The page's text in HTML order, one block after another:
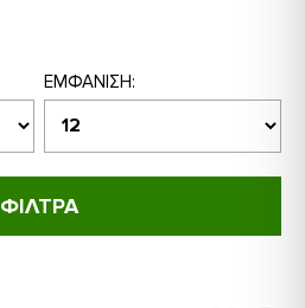
ΦΙΛΤΡΑ
ΕΜΦΆΝΙΣΗ: